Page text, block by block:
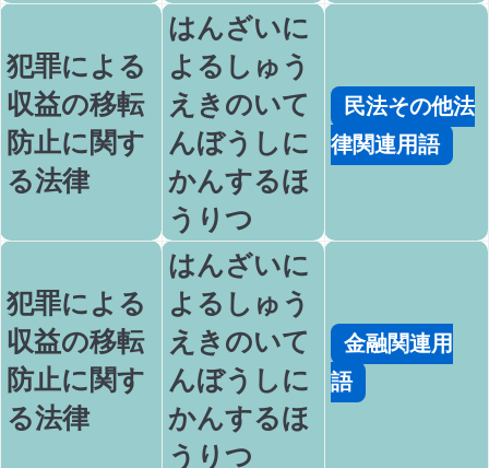
犯罪による
収益の移転
防止に関す
る法律
はんざいに
よるしゅう
えきのいて
んぼうしに
かんするほ
うりつ
民法その他法
律関連用語
犯罪による
収益の移転
防止に関す
る法律
はんざいに
よるしゅう
えきのいて
んぼうしに
かんするほ
うりつ
金融関連用
語